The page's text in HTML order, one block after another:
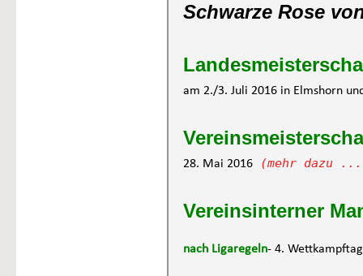
Schwarze Rose
am 2./3. Juli 2016 in Elmshorn
28. Mai 2016 (mehr dazu
Vereinsinterner
nach Ligaregeln- 4.